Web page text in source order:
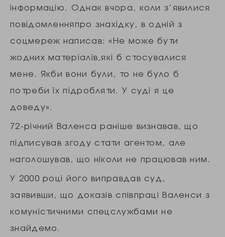
інформацію. Однак вчора, коли з’явилися
повідомленняпро знахідку, в одній з
соцмереж написав: «Не може бути
жодних матеріалів,які б стосувалися
мене. Якби вони були, то не було б
потреби їх підробляти. У суді я це
доведу».
72-річний Валенса раніше визнавав, що
підписував згоду стати агентом, але
наголошував, що ніколи не працював ним.
У 2000 році його виправдав суд,
заявивши, що доказів співпраці Валенси з
комуністичними спецслужбами не
знайдемо.